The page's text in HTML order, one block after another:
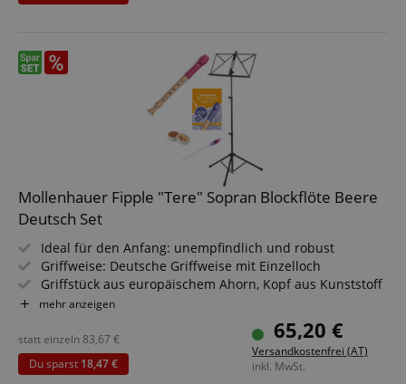
Sparset inklusive Flötenschule, Notenständer,
Mollenhauer Fipple "Tere" Sopran Blockflöte Beere
Deutsch Set
Ideal für den Anfang: unempfindlich und robust
Griffweise: Deutsche Griffweise mit Einzelloch
Griffstück aus europäischem Ahorn, Kopf aus Kunststoff
Tonumfang: c2 - d4
Mit Etui, Wischerstab, Grifftabelle, Fipple-Story, -Song & -
Game
Sparset inklusive Flötenschule, Notenständer,
mehr anzeigen
65,20 €
Versandkostenfrei (AT)
inkl. MwSt.
statt einzeln83,67 €
Du sparst 18,47 €